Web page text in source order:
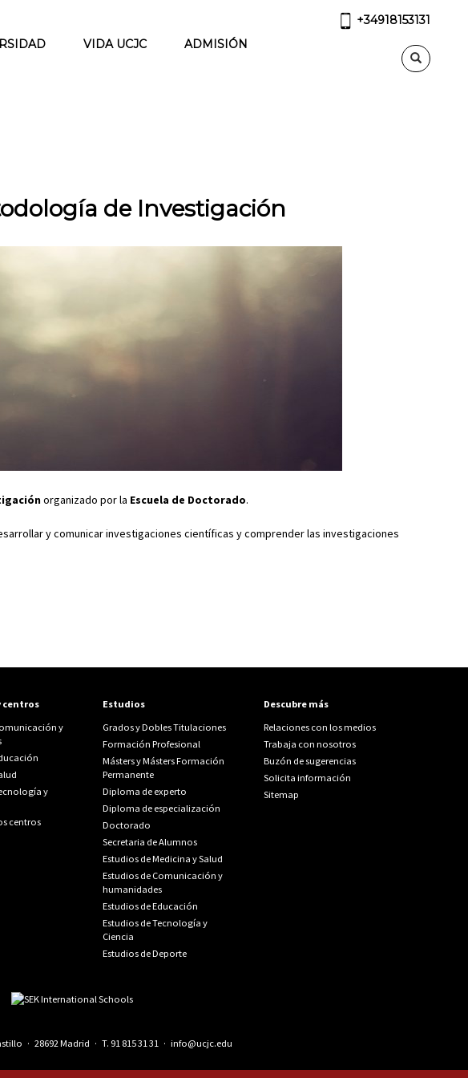
VIDA UCJC ADMISIÓN
+34918153131
de Investigación
organizado por la Escuela de Doctorado.
y comunicar investigaciones científicas y comprender las investigaciones
centros
y
y
centros
Estudios
Grados y Dobles Titulaciones
Formación Profesional
Másters y Másters Formación
Permanente
Diploma de experto
Diploma de especialización
Doctorado
Secretaria de Alumnos
Estudios de Medicina y Salud
Estudios de Comunicación y
humanidades
Estudios de Educación
Estudios de Tecnología y
Ciencia
Estudios de Deporte
Descubre más
Relaciones con los medios
Trabaja con nosotros
Buzón de sugerencias
Solicita información
Sitemap
· 28692 Madrid · T. 91 815 31 31 · info@ucjc.edu